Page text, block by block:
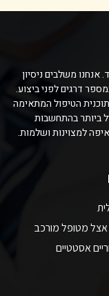
משלבים ניסיון
דרגים לפני ביצוע.
הטיפול המתאימה
ביותר בהתחשבות
למצוינות ושלמות.
אצל מטופל מורכב
אסטטיים